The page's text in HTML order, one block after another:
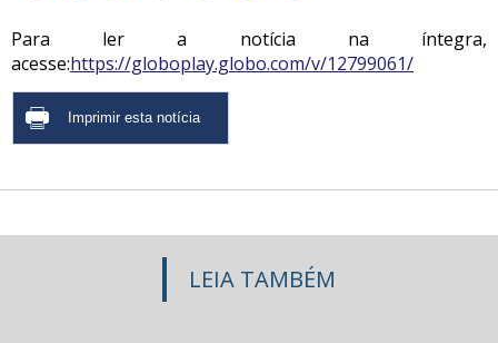
Para ler a notícia na íntegra,
acesse:https://globoplay.globo.com/v/12799061/
LEIA TAMBÉM